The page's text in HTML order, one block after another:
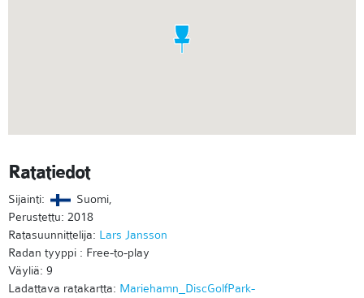
Ratatiedot
Sijainti:
Suomi,
Perustettu: 2018
Ratasuunnittelija: Lars Jansson
Radan tyyppi : Free-to-play
Väyliä: 9
Ladattava ratakartta: Mariehamn_DiscGolfPark-